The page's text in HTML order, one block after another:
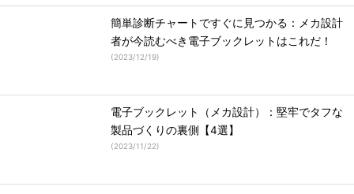
簡単診断チャートですぐに見つかる：メカ設計
者が今読むべき電子ブックレットはこれだ！
(2023/12/19)
電子ブックレット（メカ設計）：堅牢でタフな
製品づくりの裏側【4選】
(2023/11/22)